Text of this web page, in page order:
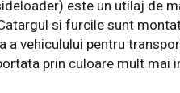
este un utilaj de
si furcile sunt
a vehiculului pentru
prin culoare mult mai